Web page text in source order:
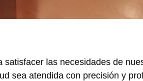
las necesidades de
sea atendida con precisión y